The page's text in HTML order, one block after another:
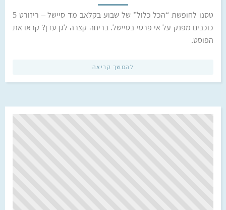
טסנו לחופשת “הכל כלול” של שבוע בקלאב מד סיישל – ריזורט 5
כוכבים מפנק על אי פרטי בסיישל. בריחה קצרה לגן עדן? קראו את
הפוסט.
להמשך קריאה